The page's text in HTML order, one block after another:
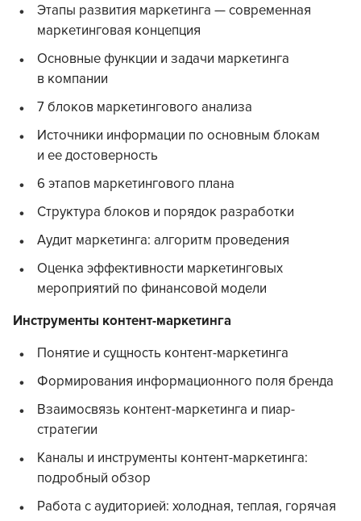
Этапы развития маркетинга — современная
маркетинговая концепция
Основные функции и задачи маркетинга
в компании
7 блоков маркетингового анализа
Источники информации по основным блокам
и ее достоверность
6 этапов маркетингового плана
Структура блоков и порядок разработки
Аудит маркетинга: алгоритм проведения
Оценка эффективности маркетинговых
мероприятий по финансовой модели
Инструменты контент-маркетинга
Понятие и сущность контент-маркетинга
Формирования информационного поля бренда
Взаимосвязь контент-маркетинга и пиар-
стратегии
Каналы и инструменты контент-маркетинга:
подробный обзор
Работа с аудиторией: холодная, теплая, горячая